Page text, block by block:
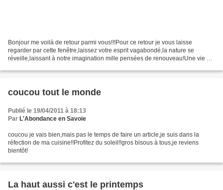
Bonjour me voilà de retour parmi vous!!!Pour ce retour je vous laisse
regarder par cette fenêtre,laissez votre esprit vagabondé,la nature se
réveille,laissant à notre imagination mille pensées de renouveau!Une vie qui
coucou tout le monde
Publié le 19/04/2011 à 18:13
Par L'Abondance en Savoie
coucou je vais bien,mais pas le temps de faire un article,je suis dans la
réfection de ma cuisine!!Profitez du soleil!!gros bisous à tous,je reviens
bientôt!
La haut aussi c'est le printemps